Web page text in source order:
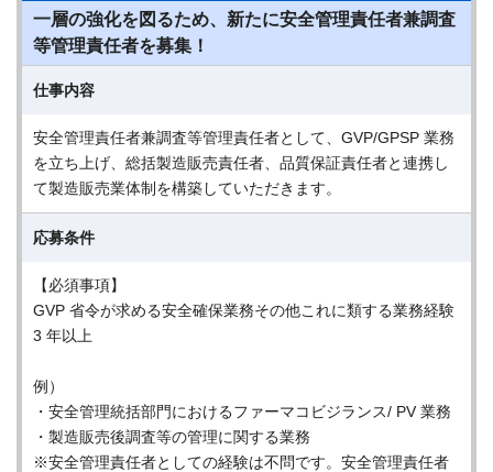
一層の強化を図るため、新たに安全管理責任者兼調査
等管理責任者を募集！
仕事内容
安全管理責任者兼調査等管理責任者として、GVP/GPSP 業務
を立ち上げ、総括製造販売責任者、品質保証責任者と連携し
て製造販売業体制を構築していただきます。
応募条件
【必須事項】
GVP 省令が求める安全確保業務その他これに類する業務経験
3 年以上
例）
・安全管理統括部門におけるファーマコビジランス/ PV 業務
・製造販売後調査等の管理に関する業務
※安全管理責任者としての経験は不問です。安全管理責任者